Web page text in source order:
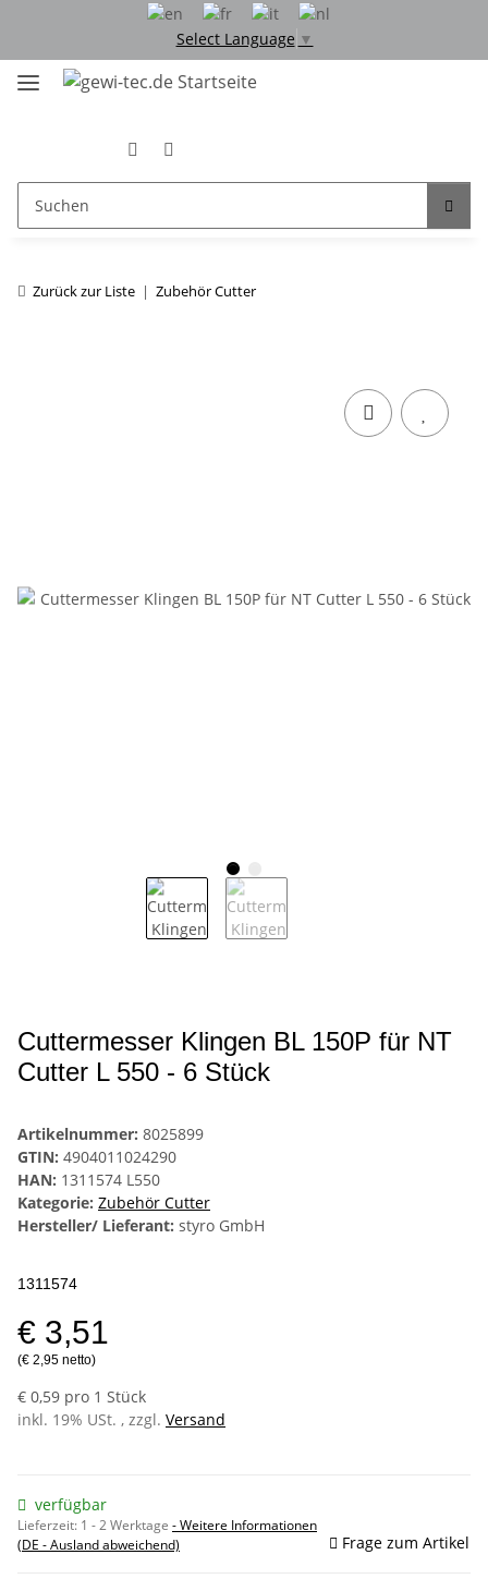
Select Language ▼
Zurück zur Liste Zubehör Cutter
Cuttermesser Klingen BL 150P für NT
Cutter L 550 - 6 Stück
Artikelnummer: 8025899
GTIN: 4904011024290
HAN: 1311574 L550
Kategorie: Zubehör Cutter
Hersteller/ Lieferant: styro GmbH
1311574
€ 3,51
(€ 2,95 netto)
€ 0,59 pro 1 Stück
inkl. 19% USt. , zzgl. Versand
verfügbar
Lieferzeit: 1 - 2 Werktage - Weitere Informationen
(DE - Ausland abweichend)
Frage zum Artikel